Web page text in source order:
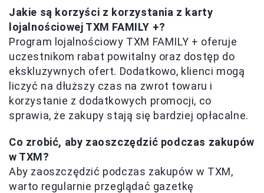
Jakie są korzyści z korzystania z karty
lojalnościowej TXM FAMILY +?
Program lojalnościowy TXM FAMILY + oferuje
uczestnikom rabat powitalny oraz dostęp do
ekskluzywnych ofert. Dodatkowo, klienci mogą
liczyć na dłuższy czas na zwrot towaru i
korzystanie z dodatkowych promocji, co
sprawia, że zakupy stają się bardziej opłacalne.
Co zrobić, aby zaoszczędzić podczas zakupów
w TXM?
Aby zaoszczędzić podczas zakupów w TXM,
warto regularnie przeglądać gazetkę